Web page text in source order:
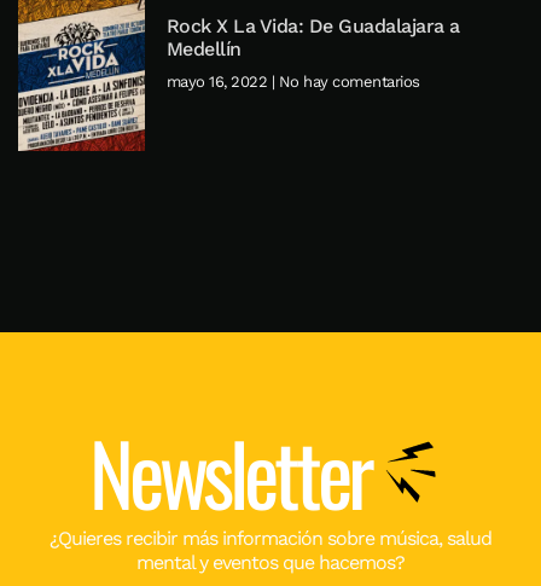
Rock X La Vida: De Guadalajara a
Medellín
mayo 16, 2022 No hay comentarios
Newsletter
¿Quieres recibir más información sobre música, salud
mental y eventos que hacemos?